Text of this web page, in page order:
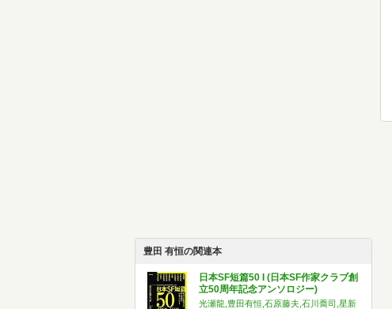
豊田 有恒の関連本
日本SF短篇50 I (日本SF作家クラブ創
立50周年記念アンソロジー)
光瀬龍,豊田有恒,石原藤夫,石川喬司,星新